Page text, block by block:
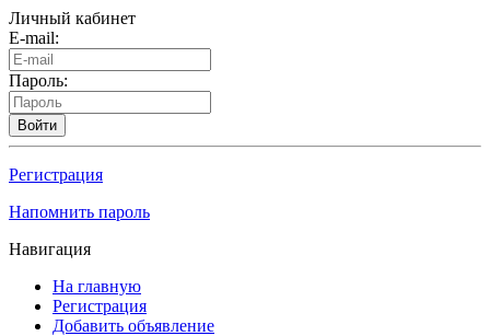
Личный кабинет
E-mail:
Пароль:
Войти
Регистрация
Напомнить пароль
Навигация
На главную
Регистрация
Добавить объявление